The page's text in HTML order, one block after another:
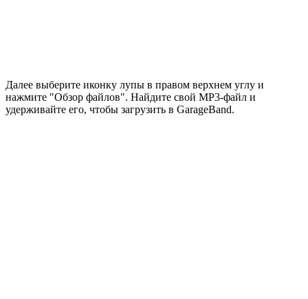
Далее выберите иконку лупы в правом верхнем углу и
нажмите "Обзор файлов". Найдите свой MP3-файл и
удерживайте его, чтобы загрузить в GarageBand.